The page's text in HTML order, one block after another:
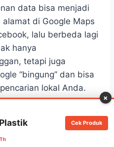
data bisa menjadi
di Google Maps
lalu berbeda lagi
hanya
tetapi juga
“bingung” dan bisa
lokal Anda.
informasi di
sebuah keharusan.
Consistency”
×
Cek Produk